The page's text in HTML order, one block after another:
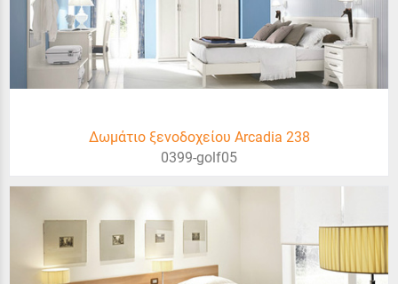
Δωμάτιο ξενοδοχείου Arcadia 238
0399-golf05